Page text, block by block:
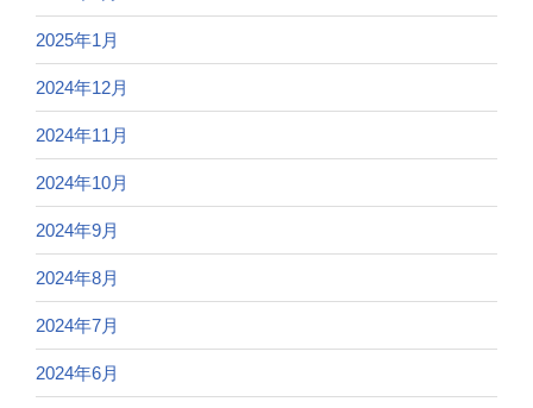
2025年1月
2024年12月
2024年11月
2024年10月
2024年9月
2024年8月
2024年7月
2024年6月